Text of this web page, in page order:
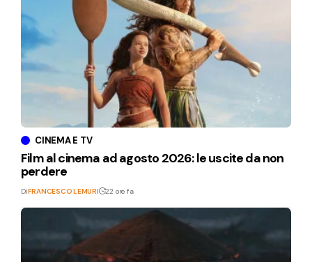
CINEMA E TV
Film al cinema ad agosto 2026: le uscite da non
perdere
DiFRANCESCO LEMURI 22 ore fa